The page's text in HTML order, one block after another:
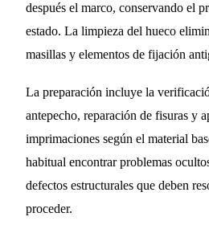
después el marco, conservando el
estado. La limpieza del hueco
masillas y elementos de fijación
La preparación incluye la
antepecho, reparación de fisuras y
imprimaciones según el material
habitual encontrar problemas
defectos estructurales que deben
proceder.